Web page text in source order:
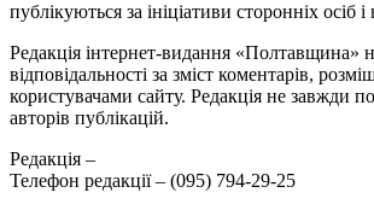
публікуються за ініціативи сторонніх осіб
Редакція інтернет-видання «Полтавщина»
відповідальності за зміст коментарів,
користувачами сайту. Редакція не завжди
авторів публікацій.
Редакція –
Телефон редакції – (095) 794-29-25